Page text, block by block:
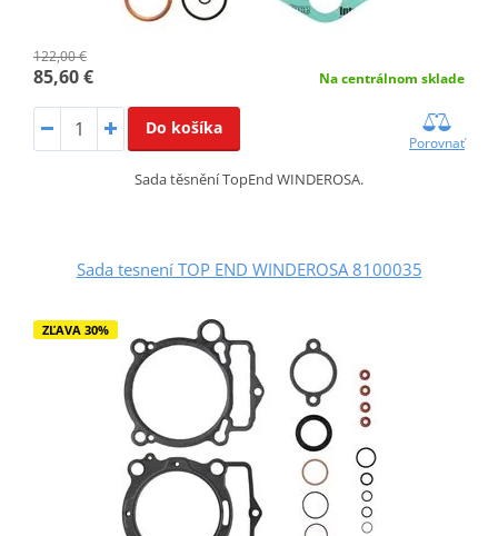
122,00 €
85,60 € Na centrálnom sklade
Do košíka
Porovnať
Sada těsnění TopEnd WINDEROSA.
Sada tesnení TOP END WINDEROSA 8100035
ZĽAVA 30%